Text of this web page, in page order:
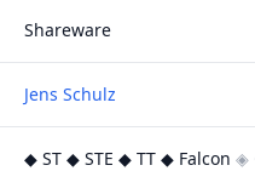
Shareware
Jens Schulz
◆ ST ◆ STE ◆ TT ◆ Falcon ◈